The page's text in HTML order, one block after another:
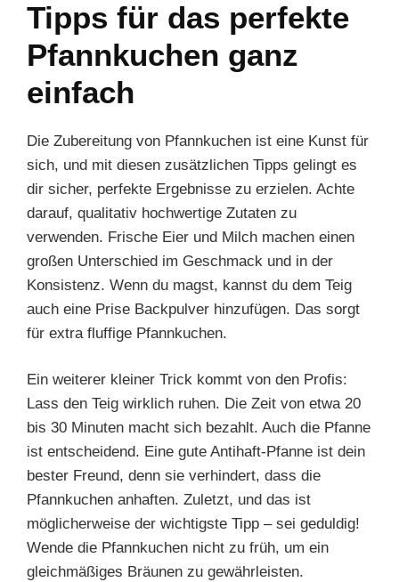
Tipps für das perfekte
Pfannkuchen ganz
einfach
Die Zubereitung von Pfannkuchen ist eine Kunst für
sich, und mit diesen zusätzlichen Tipps gelingt es
dir sicher, perfekte Ergebnisse zu erzielen. Achte
darauf, qualitativ hochwertige Zutaten zu
verwenden. Frische Eier und Milch machen einen
großen Unterschied im Geschmack und in der
Konsistenz. Wenn du magst, kannst du dem Teig
auch eine Prise Backpulver hinzufügen. Das sorgt
für extra fluffige Pfannkuchen.
Ein weiterer kleiner Trick kommt von den Profis:
Lass den Teig wirklich ruhen. Die Zeit von etwa 20
bis 30 Minuten macht sich bezahlt. Auch die Pfanne
ist entscheidend. Eine gute Antihaft-Pfanne ist dein
bester Freund, denn sie verhindert, dass die
Pfannkuchen anhaften. Zuletzt, und das ist
möglicherweise der wichtigste Tipp – sei geduldig!
Wende die Pfannkuchen nicht zu früh, um ein
gleichmäßiges Bräunen zu gewährleisten.